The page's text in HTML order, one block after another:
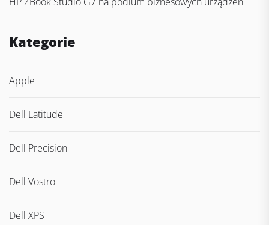
Kategorie
Apple
Dell Latitude
Dell Precision
Dell Vostro
Dell XPS